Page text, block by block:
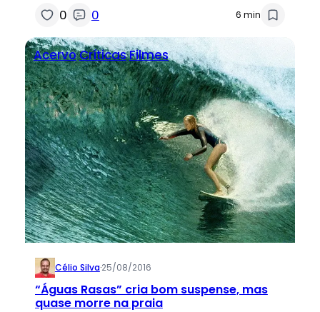
0 0 6 min
AcervoCríticasFilmes
Célio Silva·25/08/2016
“Águas Rasas” cria bom suspense, mas
quase morre na praia